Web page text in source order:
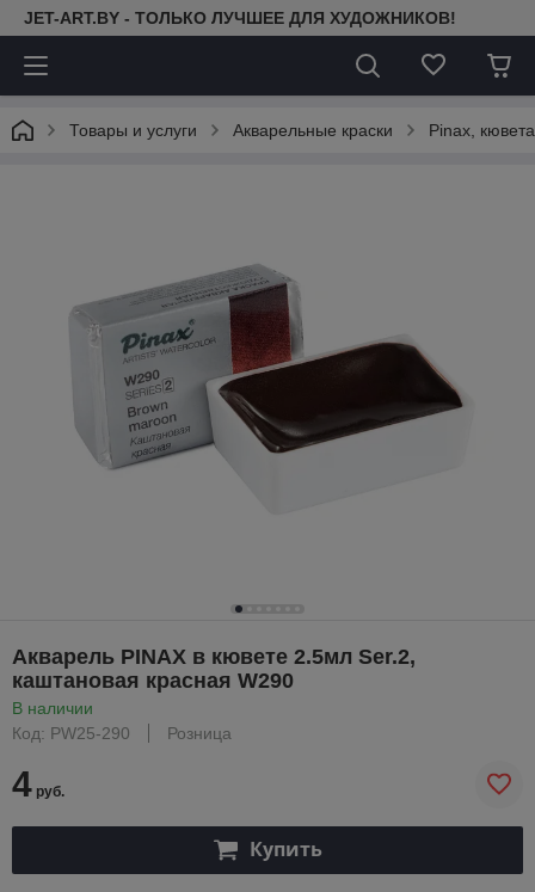
JET-ART.BY - ТОЛЬКО ЛУЧШЕЕ ДЛЯ ХУДОЖНИКОВ!
Товары и услуги Акварельные краски Pinax,
Акварель PINAX в кювете 2.5мл Ser.2,
каштановая красная W290
В наличии
Код: PW25-290
Розница
4 руб.
Купить